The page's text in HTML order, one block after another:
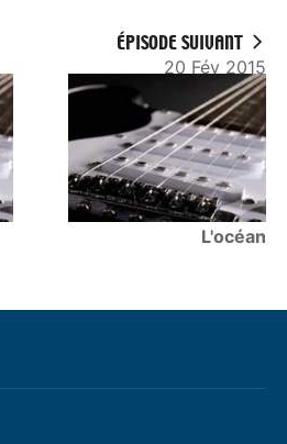
ÉPISODE SUIVANT
20 Fév 2015
L'océan